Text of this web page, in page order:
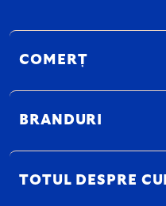
COMERȚ
BRANDURI
TOTUL DESPRE